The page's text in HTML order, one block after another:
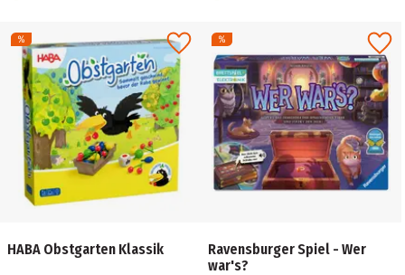
HABA Obstgarten Klassik
Ravensburger Spiel - Wer
war's?